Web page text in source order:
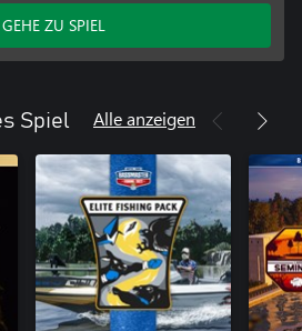
GEHE ZU SPIEL
Spiel Alle anzeigen